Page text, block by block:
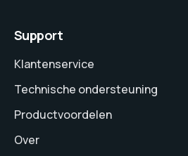
Support
Klantenservice
Technische ondersteuning
Productvoordelen
Over